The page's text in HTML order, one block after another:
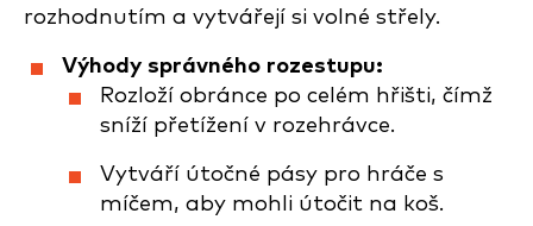
rozhodnutím a vytvářejí si volné střely.
Výhody správného rozestupu:
Rozloží obránce po celém hřišti, čímž
sníží přetížení v rozehrávce.
Vytváří útočné pásy pro hráče s
míčem, aby mohli útočit na koš.